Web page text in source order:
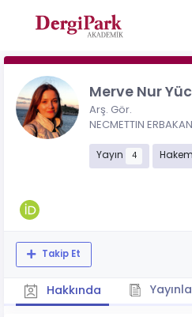
Merve Nur
Arş. Gör.
NECMETTIN
Yayın 4
Takip Et
Hakkında